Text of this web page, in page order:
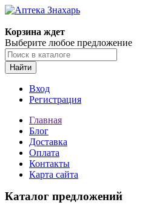
Корзина ждет
Выберите любое предложение
Найти
Вход
Регистрация
Главная
Блог
Доставка
Оплата
Контакты
Карта сайта
Каталог предложений